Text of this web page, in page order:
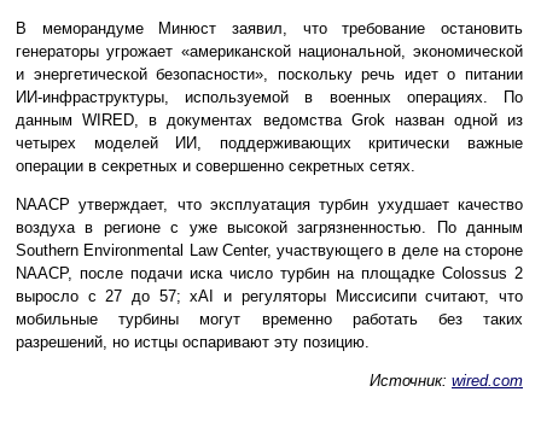
В меморандуме Минюст заявил, что требование остановить
генераторы угрожает «американской национальной, экономической
и энергетической безопасности», поскольку речь идет о питании
ИИ-инфраструктуры, используемой в военных операциях. По
данным WIRED, в документах ведомства Grok назван одной из
четырех моделей ИИ, поддерживающих критически важные
операции в секретных и совершенно секретных сетях.
NAACP утверждает, что эксплуатация турбин ухудшает качество
воздуха в регионе с уже высокой загрязненностью. По данным
Southern Environmental Law Center, участвующего в деле на стороне
NAACP, после подачи иска число турбин на площадке Colossus 2
выросло с 27 до 57; xAI и регуляторы Миссисипи считают, что
мобильные турбины могут временно работать без таких
разрешений, но истцы оспаривают эту позицию.
Источник: wired.com